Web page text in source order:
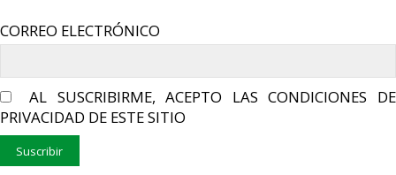
CORREO ELECTRÓNICO
AL SUSCRIBIRME, ACEPTO LAS CONDICIONES DE
PRIVACIDAD DE ESTE SITIO